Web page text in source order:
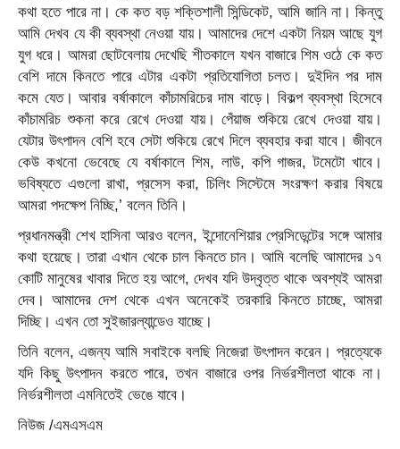
কথা হতে পারে না। কে কত বড় শক্তিশালী সিন্ডিকেট, আমি জানি না। কিন্তু
আমি দেখব যে কী ব্যবস্থা নেওয়া যায়। আমাদের দেশে একটা নিয়ম আছে যুগ
যুগ ধরে। আমরা ছোটবেলায় দেখেছি শীতকালে যখন বাজারে শিম ওঠে কে কত
বেশি দামে কিনতে পারে এটার একটা প্রতিযোগিতা চলত। দুইদিন পর দাম
কমে যেত। আবার বর্ষাকালে কাঁচামরিচের দাম বাড়ে। বিকল্প ব্যবস্থা হিসেবে
কাঁচামরিচ শুকনা করে রেখে দেওয়া যায়। পেঁয়াজ শুকিয়ে রেখে দেওয়া যায়।
যেটার উৎপাদন বেশি হবে সেটা শুকিয়ে রেখে দিলে ব্যবহার করা যাবে। জীবনে
কেউ কখনো ভেবেছে যে বর্ষাকালে শিম, লাউ, কপি গাজর, টমেটো খাবে।
ভবিষ্যতে এগুলো রাখা, প্রসেস করা, চিলিং সিস্টেমে সংরক্ষণ করার বিষয়ে
আমরা পদক্ষেপ নিচ্ছি,’ বলেন তিনি।
প্রধানমন্ত্রী শেখ হাসিনা আরও বলেন, ইন্দোনেশিয়ার প্রেসিডেন্টের সঙ্গে আমার
কথা হয়েছে। তারা এখান থেকে চাল কিনতে চান। আমি বলেছি আমাদের ১৭
কোটি মানুষের খাবার দিতে হয় আগে, দেখব যদি উদ্বৃত্ত থাকে অবশ্যই আমরা
দেব। আমাদের দেশ থেকে এখন অনেকেই তরকারি কিনতে চাচ্ছে, আমরা
দিচ্ছি। এখন তো সুইজারল্যান্ডেও যাচ্ছে।
তিনি বলেন, এজন্য আমি সবাইকে বলছি নিজেরা উৎপাদন করেন। প্রত্যেকে
যদি কিছু উৎপাদন করতে পারে, তখন বাজারে ওপর নির্ভরশীলতা থাকে না।
নির্ভরশীলতা এমনিতেই ভেঙে যাবে।
নিউজ /এমএসএম